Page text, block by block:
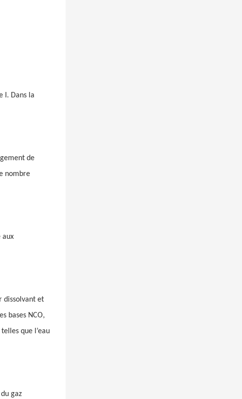
I. Dans la
de
nombre
aux
dissolvant et
bases NCO,
que l’eau
gaz